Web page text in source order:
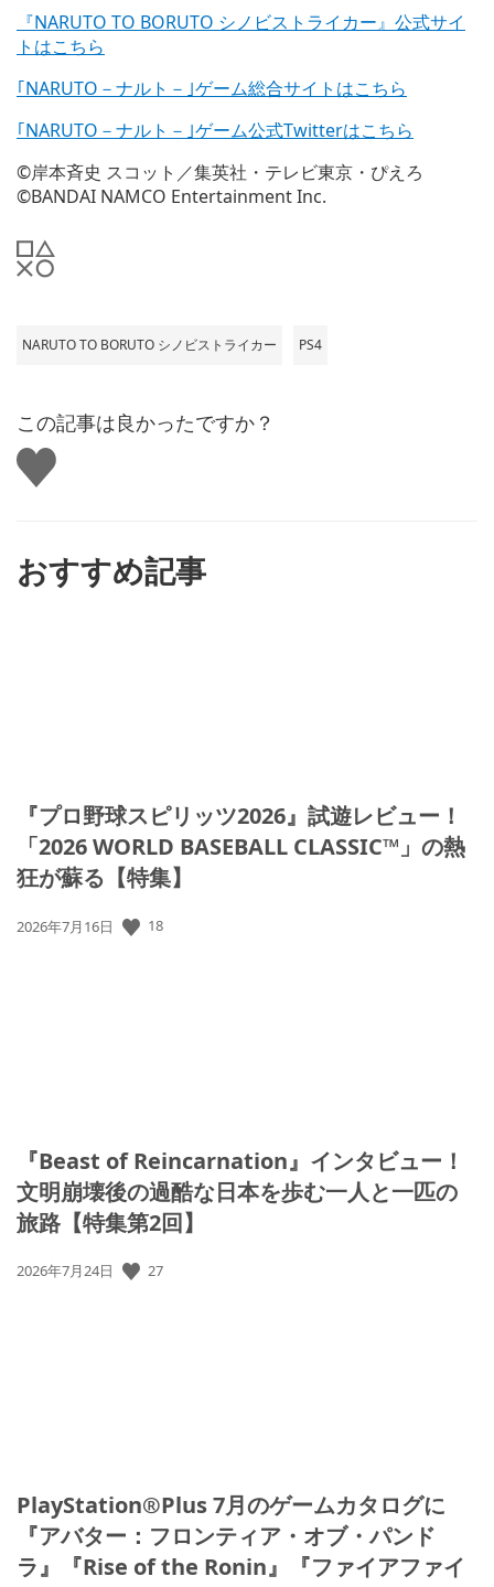
『NARUTO TO BORUTO シノビストライカー』公式サイ
トはこちら
｢NARUTO－ナルト－｣ゲーム総合サイトはこちら
｢NARUTO－ナルト－｣ゲーム公式Twitterはこちら
©岸本斉史 スコット／集英社・テレビ東京・ぴえろ
©BANDAI NAMCO Entertainment Inc.
NARUTO TO BORUTO シノビストライカー PS4
この記事は良かったですか？
い
い
おすすめ記事
『プロ野球スピリッツ2026』試遊レビュー！
「2026 WORLD BASEBALL CLASSIC™」の熱
狂が蘇る【特集】
公
2026年7月16日 18
『Beast of Reincarnation』インタビュー！
文明崩壊後の過酷な日本を歩む一人と一匹の
旅路【特集第2回】
公
2026年7月24日 27
PlayStation®Plus 7月のゲームカタログに
『アバター：フロンティア・オブ・パンド
ラ』『Rise of the Ronin』『ファイアファイ